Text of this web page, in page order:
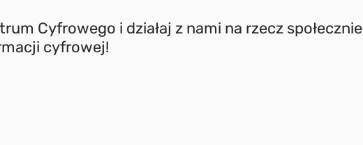
Cyfrowego i działaj z nami na rzecz społecznie
cyfrowej!